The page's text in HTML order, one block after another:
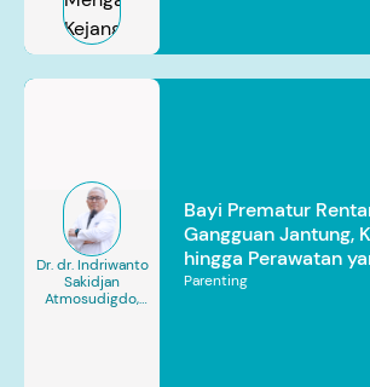
Dr. dr. Indriwanto
Sakidjan
Atmosudigdo,
Bayi Prematur
Gangguan Jantung,
hingga Perawatan
Parenting